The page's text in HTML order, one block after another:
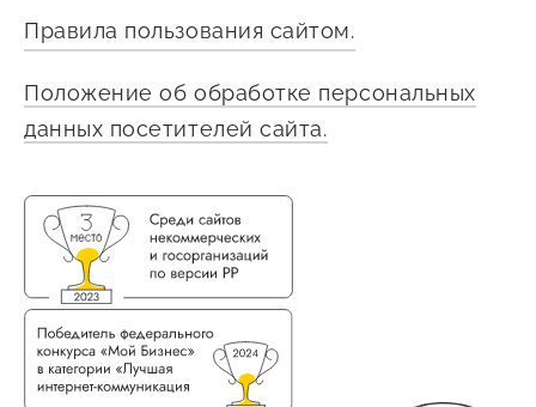
Правила пользования сайтом.
Положение об обработке персональных
данных посетителей сайта.